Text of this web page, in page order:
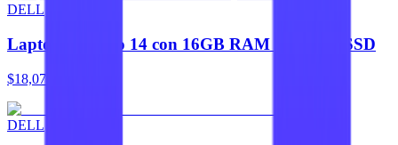
DELL
Laptop Dell Pro 14 con 16GB RAM y 512GB SSD
$18,074
DELL